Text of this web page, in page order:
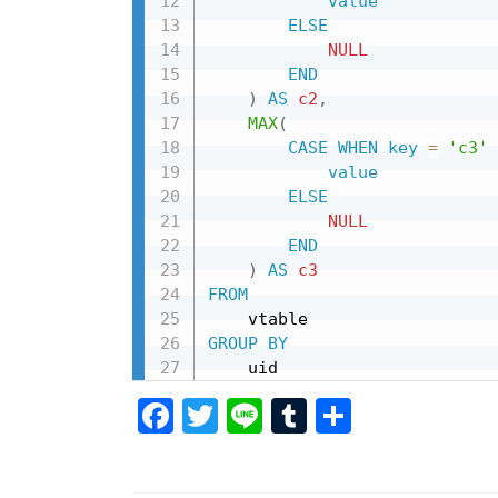
ELSE
NULL
END
)
AS c2 ,
MAX(
CASE WHEN key =
'c3'
value
ELSE
NULL
END
)
AS
c3
FROM
GROUP BY
    uid
F
T
Li
T